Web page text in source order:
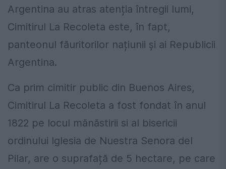
Argentina au atras atenția întregii lumi,
Cimitirul La Recoleta este, în fapt,
panteonul făuritorilor națiunii și ai Republicii
Argentina.
Ca prim cimitir public din Buenos Aires,
Cimitirul La Recoleta a fost fondat în anul
1822 pe locul mănăstirii si al bisericii
ordinului Iglesia de Nuestra Senora del
Pilar, are o suprafață de 5 hectare, pe care